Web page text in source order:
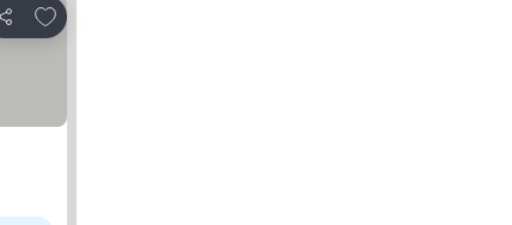
Partilhar
Adicionar aos favoritos